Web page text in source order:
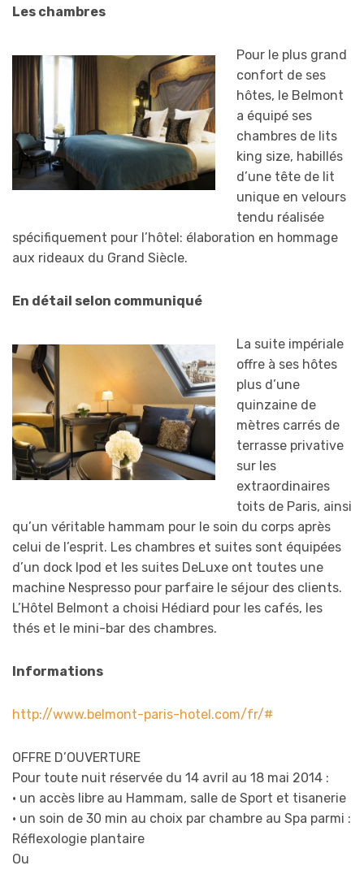
Les chambres
Pour le plus grand
confort de ses
hôtes, le Belmont
a équipé ses
chambres de lits
king size, habillés
d’une tête de lit
unique en velours
tendu réalisée
spécifiquement pour l’hôtel: élaboration en hommage
aux rideaux du Grand Siècle.
En détail selon communiqué
La suite impériale
offre à ses hôtes
plus d’une
quinzaine de
mètres carrés de
terrasse privative
sur les
extraordinaires
toits de Paris, ainsi
qu’un véritable hammam pour le soin du corps après
celui de l’esprit. Les chambres et suites sont équipées
d’un dock Ipod et les suites DeLuxe ont toutes une
machine Nespresso pour parfaire le séjour des clients.
L’Hôtel Belmont a choisi Hédiard pour les cafés, les
thés et le mini-bar des chambres.
Informations
http://www.belmont-paris-hotel.com/fr/#
OFFRE D’OUVERTURE
Pour toute nuit réservée du 14 avril au 18 mai 2014 :
• un accès libre au Hammam, salle de Sport et tisanerie
• un soin de 30 min au choix par chambre au Spa parmi :
Réflexologie plantaire
Ou